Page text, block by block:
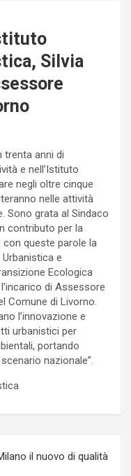
Silvia
trenta anni di
e nell’Istituto
negli oltre cinque
nelle attività
Sono grata al Sindaco
contributo per la
con queste parole la
e
Ecologica
di Assessore
Comune di Livorno.
l’innovazione e
urbanistici per
portando
nazionale”.
il nuovo di qualità